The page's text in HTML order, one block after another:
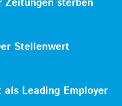
Stellenwert
als Leading Employer